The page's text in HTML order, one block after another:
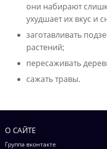
они набирают
ухудшает их вкус и
заготавливать
растений;
пересаживать
сажать травы.
О САЙТЕ
Группа вконтакте